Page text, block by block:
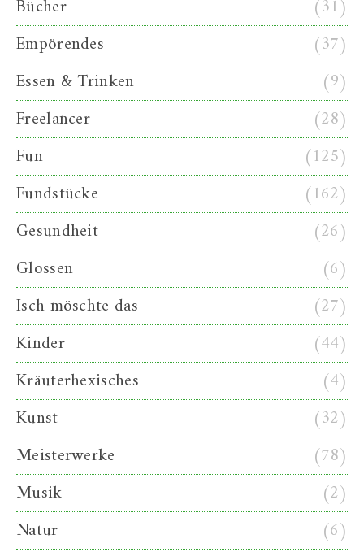
Bücher
(31)
Empörendes
(37)
Essen & Trinken
(9)
Freelancer
(28)
Fun
(125)
Fundstücke
(162)
Gesundheit
(26)
Glossen
(6)
Isch möschte das
(27)
Kinder
(44)
Kräuterhexisches
(4)
Kunst
(32)
Meisterwerke
(78)
Musik
(2)
Natur
(6)